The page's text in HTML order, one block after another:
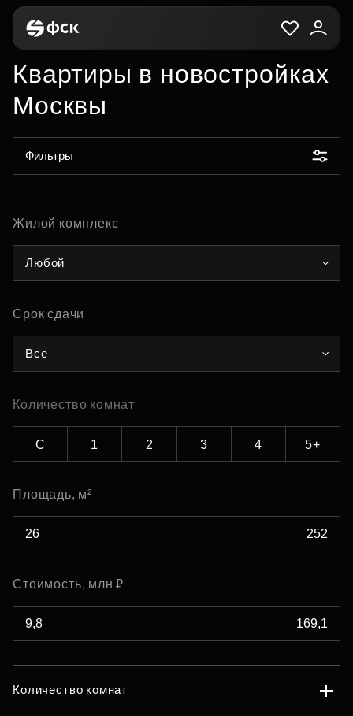
Квартиры в новостройках
Москвы
Фильтры
Жилой комплекс
Любой
Срок сдачи
Все
Количество комнат
С 1 2 3 4 5+
Площадь, м²
Стоимость, млн ₽
Количество комнат